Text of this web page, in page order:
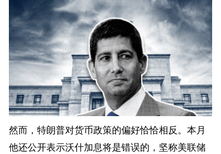
然而，特朗普对货币政策的偏好恰恰相反。本月
他还公开表示沃什加息将是错误的，坚称美联储